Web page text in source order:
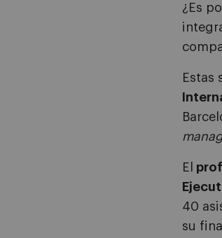
¿Es
Estas
El
40
su